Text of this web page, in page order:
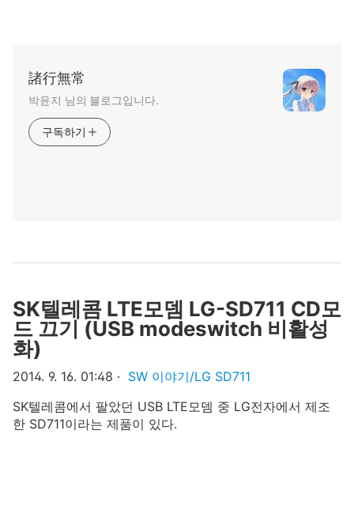
諸行無常
박윤지‍ 님의 블로그입니다.
구독하기
SK텔레콤 LTE모뎀 LG-SD711 CD모
드 끄기 (USB modeswitch 비활성
화)
2014. 9. 16. 01:48
SW 이야기/LG SD711
SK텔레콤에서 팔았던 USB LTE모뎀 중 LG전자에서 제조
한 SD711이라는 제품이 있다.